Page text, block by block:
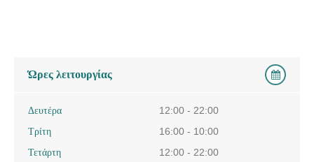
Ώρες λειτουργίας
Δευτέρα
12:00 - 22:00
Τρίτη
16:00 - 10:00
Τετάρτη
12:00 - 22:00